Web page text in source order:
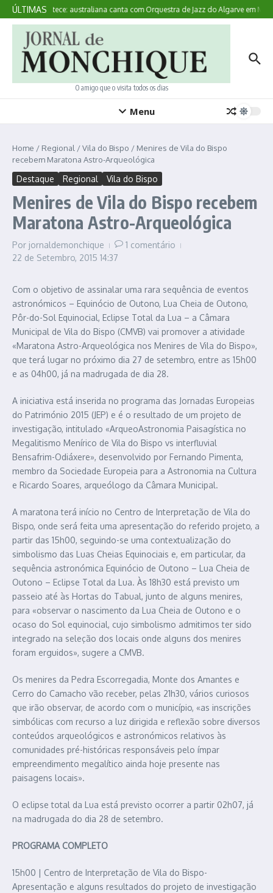
Ir para o conteúdo
ÚLTIMAS
Aqui Acontece: australiana canta com Orquestra de Jazz do Algarve em
O amigo que o visita todos os dias
Menu
Home / Regional /Vila do Bispo / Menires de Vila do Bispo
recebem Maratona Astro-Arqueológica
Destaque Regional Vila do Bispo
Menires de Vila do Bispo recebem
Maratona Astro-Arqueológica
Por jornaldemonchique
1 comentário
22 de Setembro, 2015 14:37
Com o objetivo de assinalar uma rara sequência de eventos
astronómicos – Equinócio de Outono, Lua Cheia de Outono,
Pôr-do-Sol Equinocial, Eclipse Total da Lua – a Câmara
Municipal de Vila do Bispo (CMVB) vai promover a atividade
«Maratona Astro-Arqueológica nos Menires de Vila do Bispo»,
que terá lugar no próximo dia 27 de setembro, entre as 15h00
e as 04h00, já na madrugada de dia 28.
A iniciativa está inserida no programa das Jornadas Europeias
do Património 2015 (JEP) e é o resultado de um projeto de
investigação, intitulado «ArqueoAstronomia Paisagística no
Megalitismo Menírico de Vila do Bispo vs interfluvial
Bensafrim-Odiáxere», desenvolvido por Fernando Pimenta,
membro da Sociedade Europeia para a Astronomia na Cultura
e Ricardo Soares, arqueólogo da Câmara Municipal.
A maratona terá início no Centro de Interpretação de Vila do
Bispo, onde será feita uma apresentação do referido projeto, a
partir das 15h00, seguindo-se uma contextualização do
simbolismo das Luas Cheias Equinociais e, em particular, da
sequência astronómica Equinócio de Outono – Lua Cheia de
Outono – Eclipse Total da Lua. Às 18h30 está previsto um
passeio até às Hortas do Tabual, junto de alguns menires,
para «observar o nascimento da Lua Cheia de Outono e o
ocaso do Sol equinocial, cujo simbolismo admitimos ter sido
integrado na seleção dos locais onde alguns dos menires
foram erguidos», sugere a CMVB.
Os menires da Pedra Escorregadia, Monte dos Amantes e
Cerro do Camacho vão receber, pelas 21h30, vários curiosos
que irão observar, de acordo com o município, «as inscrições
simbólicas com recurso a luz dirigida e reflexão sobre diversos
conteúdos arqueológicos e astronómicos relativos às
comunidades pré-históricas responsáveis pelo ímpar
empreendimento megalítico ainda hoje presente nas
paisagens locais».
O eclipse total da Lua está previsto ocorrer a partir 02h07, já
na madrugada do dia 28 de setembro.
PROGRAMA COMPLETO
15h00 | Centro de Interpretação de Vila do Bispo-
Apresentação e alguns resultados do projeto de investigação